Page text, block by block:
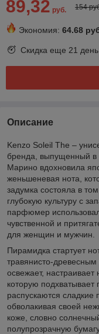
89,32 руб. 154
Экономия: 64.68
Скидка еще 21 день
Описание
Kenzo Soleil The –
бренда, выпущенный в
Марино вдохновила
женьшеневая нота,
задумка состояла в
глубокую культуру с
парфюмер
чувственной и
для женщин и мужчин.
Пирамидка стартует
травянисто-
освежает, настраивает
которую
распускаются сладкие
обволакивая своей
коже, словно
полупрозрачную